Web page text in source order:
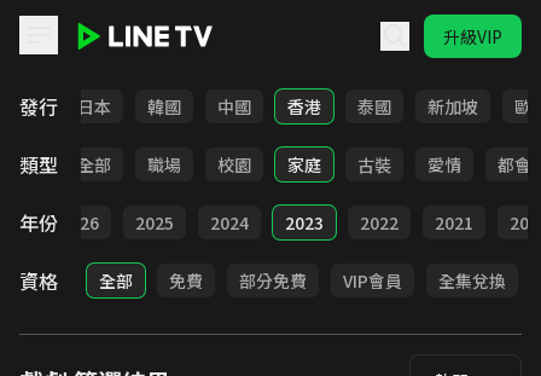
升級VIP
發行
台灣 日本 韓國 中國 香港 泰國 新加坡 歐
類型 全部 職場 校園 家庭 古裝 愛情 都會
年份
部 2026 2025 2024 2023 2022 2021
資格 全部 免費 部分免費 VIP會員 全集兌換